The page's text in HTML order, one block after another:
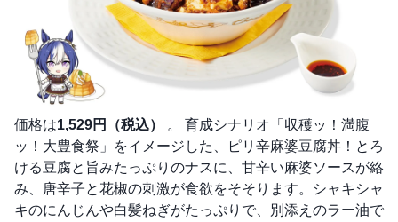
価格は1,529円（税込）
。 育成シナリオ「収穫ッ！満腹
ッ！大豊食祭」をイメージした、ピリ辛麻婆豆腐丼！とろ
ける豆腐と旨みたっぷりのナスに、甘辛い麻婆ソースが絡
み、唐辛子と花椒の刺激が食欲をそそります。シャキシャ
キのにんじんや白髪ねぎがたっぷりで、別添えのラー油で